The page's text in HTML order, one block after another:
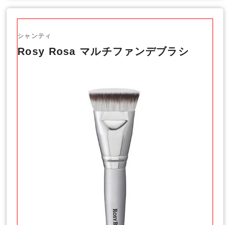
シャンティ
Rosy Rosa マルチファンデブラシ